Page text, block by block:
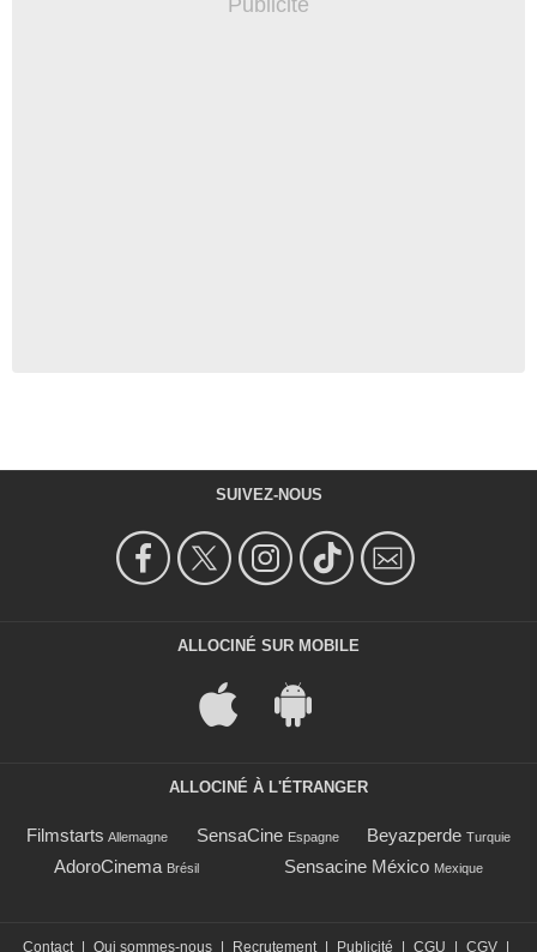
SUIVEZ-NOUS
ALLOCINÉ SUR MOBILE
ALLOCINÉ À L'ÉTRANGER
Filmstarts Allemagne SensaCine Espagne Beyazperde Turquie
AdoroCinema Brésil Sensacine México Mexique
Contact Qui sommes-nous Recrutement Publicité CGU CGV